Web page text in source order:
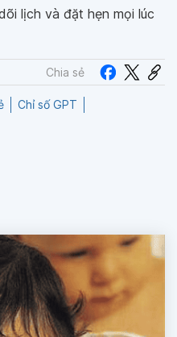
lịch và đặt hẹn mọi lúc
Chia sẻ
Chỉ số GPT